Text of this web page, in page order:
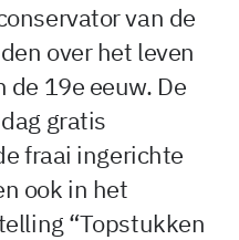
van de
over het leven
de 19e eeuw. De
gratis
fraai ingerichte
ook in het
“Topstukken